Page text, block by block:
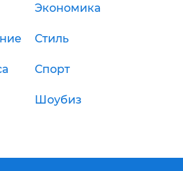
Экономика
Стиль
Спорт
Шоубиз